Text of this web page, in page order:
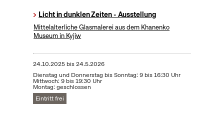
Licht in dunklen Zeiten - Ausstellung
Mittelalterliche Glasmalerei aus dem Khanenko
Museum in Kyjiw
24.10.2025bis24.5.2026
Dienstag und Donnerstag bis Sonntag: 9 bis 16:30 Uhr
Mittwoch: 9 bis 19:30 Uhr
Montag: geschlossen
Eintritt frei